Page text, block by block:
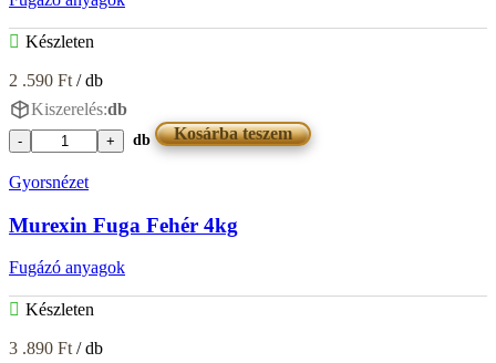
Készleten
2 .590 Ft / db
Kiszerelés:db
Murexin
Camel
mennyiség
db Kosárba teszem
Gyorsnézet
Murexin Fuga Fehér 4kg
Fugázó anyagok
Készleten
3 .890 Ft / db